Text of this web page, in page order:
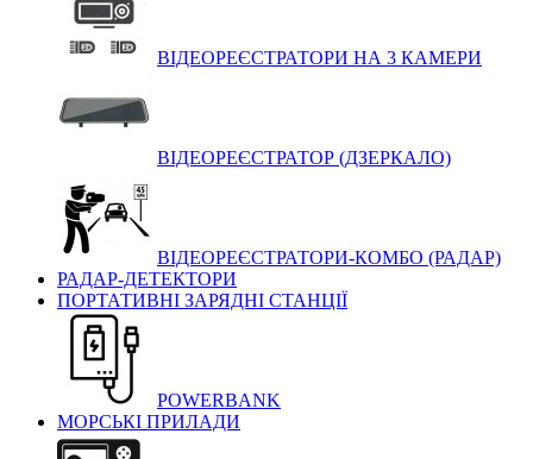
ВІДЕОРЕЄСТРАТОРИ НА 3 КАМЕРИ
ВІДЕОРЕЄСТРАТОР (ДЗЕРКАЛО)
ВІДЕОРЕЄСТРАТОРИ-КОМБО (РАДАР)
РАДАР-ДЕТЕКТОРИ
ПОРТАТИВНІ ЗАРЯДНІ СТАНЦІЇ
POWERBANK
МОРСЬКІ ПРИЛАДИ